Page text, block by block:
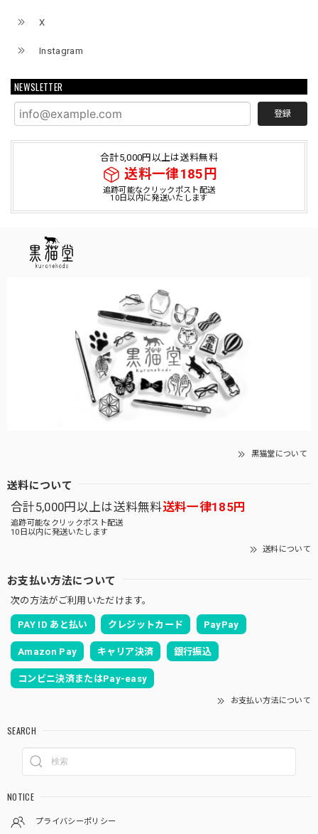
X
Instagram
NEWSLETTER
登録
合計5,000円以上は送料無料
送料一律185円
追跡可能なクリックポスト配送
10日以内に発送いたします
黒猫堂について
送料について
合計5,000円以上は送料無料送料一律185円
追跡可能なクリックポスト配送
10日以内に発送いたします
送料について
お支払い方法について
次の方法がご利用いただけます。
PAY ID あと払い クレジットカード PayPay
Amazon Pay キャリア決済 銀行振込
コンビニ決済またはPay-easy
お支払い方法について
SEARCH
NOTICE
プライバシーポリシー